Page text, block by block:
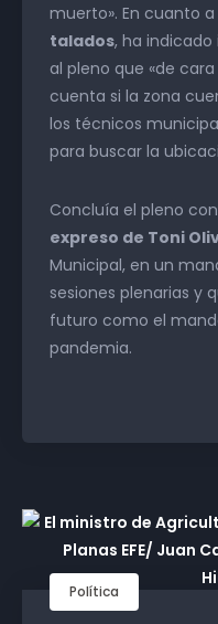
muerto». En cuanto a
talados, ha
al pleno que «de
cuenta si la zona
los técnicos
para buscar la
Concluía el pleno
expreso de Toni
Municipal, en un
sesiones plenarias y
futuro como el
pandemia.
Política